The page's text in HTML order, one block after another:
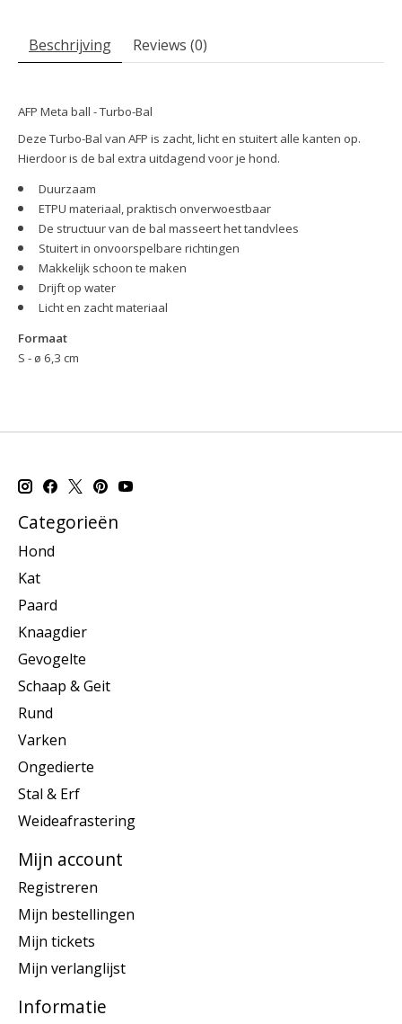
Beschrijving Reviews (0)
AFP Meta ball - Turbo-Bal
Deze Turbo-Bal van AFP is zacht, licht en stuitert alle kanten op.
Hierdoor is de bal extra uitdagend voor je hond.
Duurzaam
ETPU materiaal, praktisch onverwoestbaar
De structuur van de bal masseert het tandvlees
Stuitert in onvoorspelbare richtingen
Makkelijk schoon te maken
Drijft op water
Licht en zacht materiaal
Formaat
S - ø 6,3 cm
Categorieën
Hond
Kat
Paard
Knaagdier
Gevogelte
Schaap & Geit
Rund
Varken
Ongedierte
Stal & Erf
Weideafrastering
Mijn account
Registreren
Mijn bestellingen
Mijn tickets
Mijn verlanglijst
Informatie